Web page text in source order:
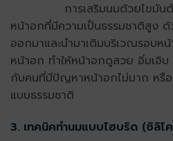
การเสริมนมด้วยไขมันตัวเ
หน้าอกที่มีความเป็นธรรมชาติสูง
ออกมาและนำมาเติมบริเวณรอบห
หน้าอก ทำให้หน้าอกดูสวย อิ่มเอิบ
กับคนที่มีปัญหาหน้าอกไม่มาก หรื
แบบธรรมชาติ
3. เทคนิคทำนมแบบไฮบริด (ซิลิโ